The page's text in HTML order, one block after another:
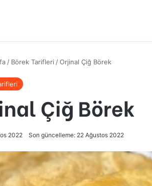
/ Börek Tarifleri /Orjinal Çiğ Börek
Çiğ Börek
2022 Son güncelleme: 22 Ağustos 2022